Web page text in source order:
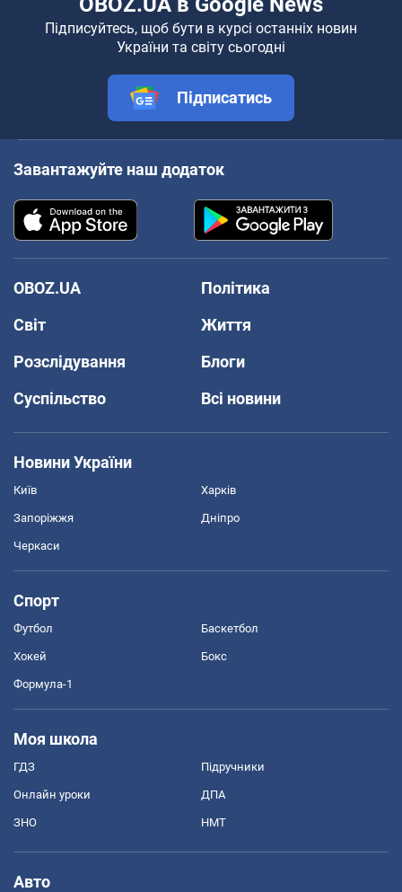
Підписуйтесь, щоб бути в курсі останніх новин
України та світу сьогодні
Підписатись
Завантажуйте наш додаток
OBOZ.UA
Політика
Світ
Життя
Розслідування
Блоги
Суспільство
Всі новини
Новини України
Київ Харків
Запоріжжя Дніпро
Черкаси
Спорт
Футбол Баскетбол
Хокей Бокс
Формула-1
Моя школа
ГДЗ Підручники
Онлайн уроки ДПА
ЗНО НМТ
Авто